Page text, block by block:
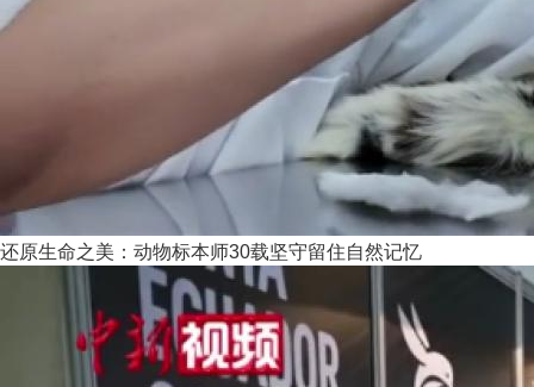
还原生命之美：动物标本师30载坚守留住自然记忆